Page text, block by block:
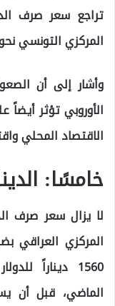
تراجع سعر صرف
المركزي التونسي
وأشار إلى أن
الأوروبي تؤثر أيضاً
الاقتصاد المحلي
خامسًا:
لا يزال سعر صرف
المركزي العراقي